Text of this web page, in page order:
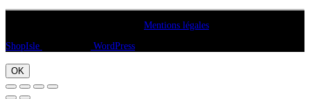
Mentions légales
ShopIsle
WordPress
OK